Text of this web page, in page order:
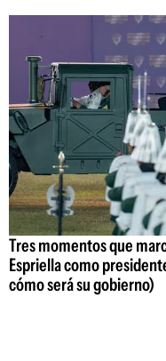
Tres momentos que
Espriella como
cómo será su gobierno)